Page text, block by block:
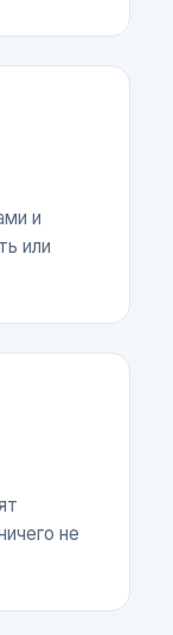
и
или
не